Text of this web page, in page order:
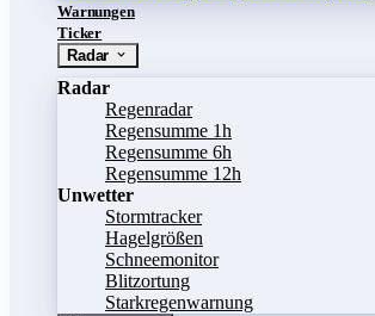
Warnungen
Ticker
Radar
Radar
Regenradar
Regensumme 1h
Regensumme 6h
Regensumme 12h
Unwetter
Stormtracker
Hagelgrößen
Schneemonitor
Blitzortung
Starkregenwarnung